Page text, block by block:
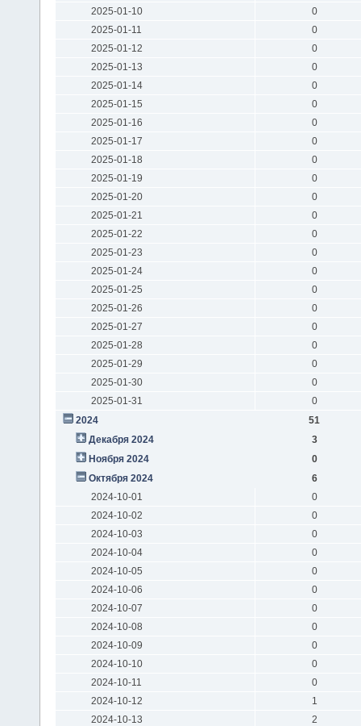
2025-01-10
0
2025-01-11
0
2025-01-12
0
2025-01-13
0
2025-01-14
0
2025-01-15
0
2025-01-16
0
2025-01-17
0
2025-01-18
0
2025-01-19
0
2025-01-20
0
2025-01-21
0
2025-01-22
0
2025-01-23
0
2025-01-24
0
2025-01-25
0
2025-01-26
0
2025-01-27
0
2025-01-28
0
2025-01-29
0
2025-01-30
0
2025-01-31
0
2024
51
Декабря 2024
3
Ноября 2024
0
Октября 2024
6
2024-10-01
0
2024-10-02
0
2024-10-03
0
2024-10-04
0
2024-10-05
0
2024-10-06
0
2024-10-07
0
2024-10-08
0
2024-10-09
0
2024-10-10
0
2024-10-11
0
2024-10-12
1
2024-10-13
2